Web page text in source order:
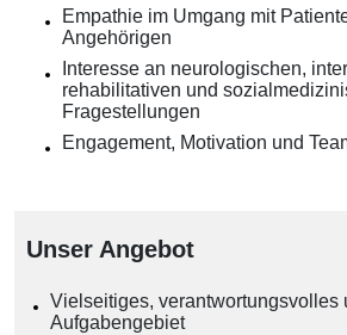
Empathie im Umgang mit
Angehörigen
Interesse an neurologischen,
rehabilitativen und
Fragestellungen
Engagement, Motivation und
Unser Angebot
Vielseitiges, verantwortungsvolles
Aufgabengebiet